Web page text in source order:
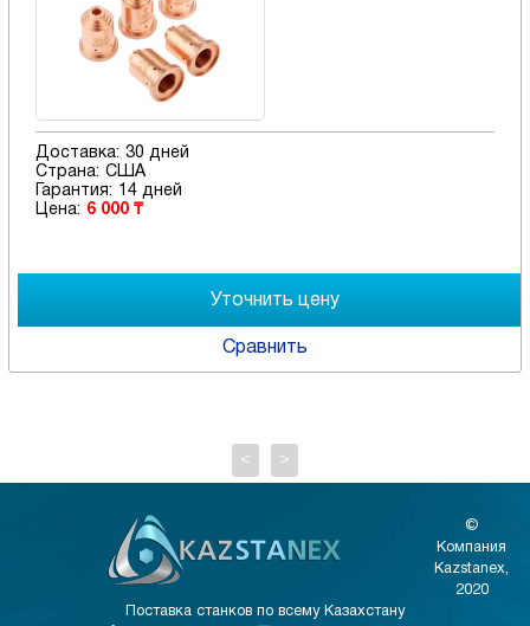
Доставка: 30 дней
Страна: США
Гарантия:
14 дней
Цена: 6 000 ₸
Сравнить
< >
©
Компания
Kazstanex,
2020
Поставка станков по всему Казахстану